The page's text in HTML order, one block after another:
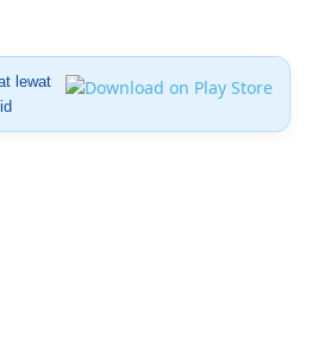
lewat